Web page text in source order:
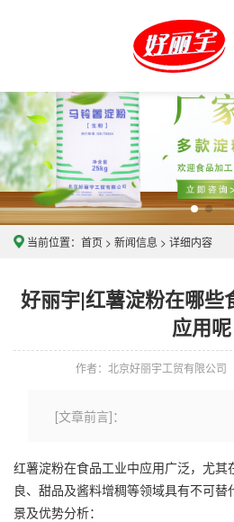
当前位置： 首页 > 新闻信息 > 详细内容
好丽宇|红薯淀粉在哪些
应用呢
作者：北京好丽宇工贸有限公司
[文章前言]：
红薯淀粉在食品工业中应用广泛，尤
良、甜品及酱料增稠等领域具有不可
景及优势分析：